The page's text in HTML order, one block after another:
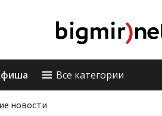
Все категории
новости